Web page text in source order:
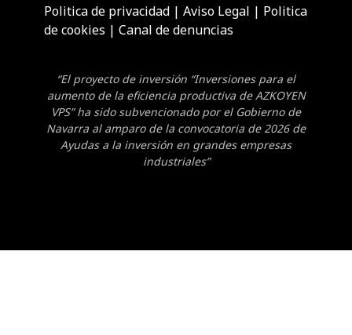
Politica de privacidad |Aviso Legal | Politica
de cookies |Canal de denuncias
“El proyecto de inversión “Inversiones para el
aumento de la eficiencia productiva de AZKOYEN
VPS” ha sido subvencionado por el Gobierno de
Navarra al amparo de la convocatoria de 2026 de
Ayudas a la inversión en grandes empresas
industriales”